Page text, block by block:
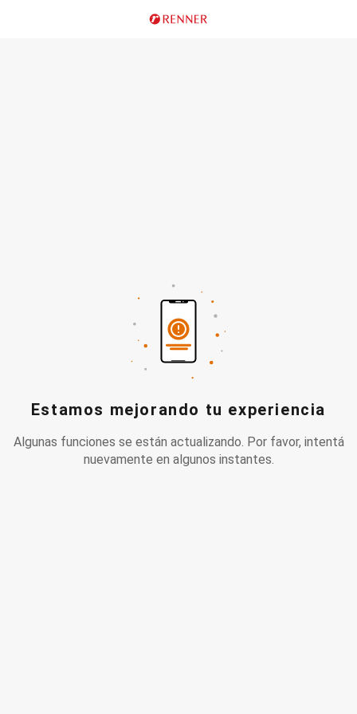
Estamos mejorando tu experiencia
Algunas funciones se están actualizando. Por favor, intentá
nuevamente en algunos instantes.